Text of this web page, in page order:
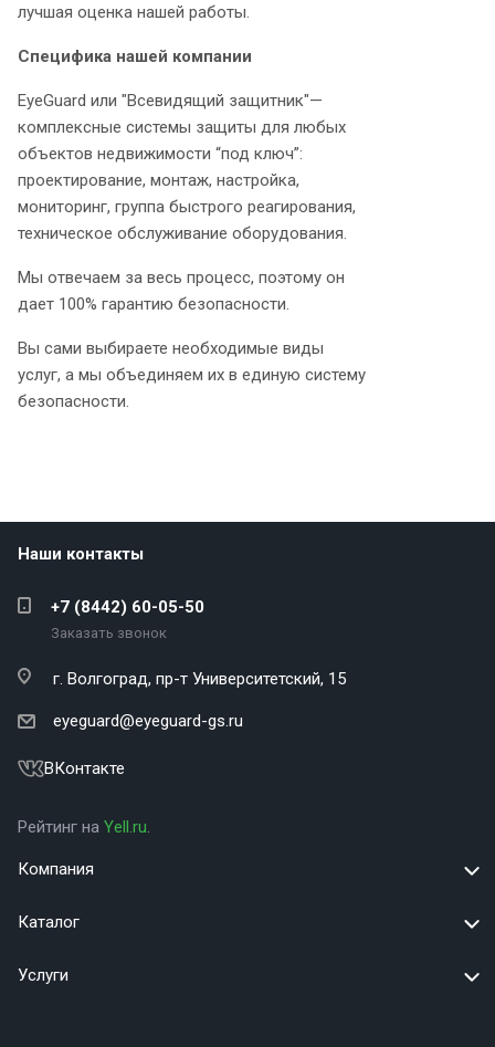
лучшая оценка нашей работы.
Специфика нашей компании
EyeGuard или "Всевидящий защитник"—
комплексные системы защиты для любых
объектов недвижимости “под ключ”:
проектирование, монтаж, настройка,
мониторинг, группа быстрого реагирования,
техническое обслуживание оборудования.
Мы отвечаем за весь процесс, поэтому он
дает 100% гарантию безопасности.
Вы сами выбираете необходимые виды
услуг, а мы объединяем их в единую систему
безопасности.
Наши контакты
+7 (8442) 60-05-50
Заказать звонок
г. Волгоград, пр-т Университетский, 15
eyeguard@eyeguard-gs.ru
ВКонтакте
Рейтинг на Yell.ru.
Компания
Каталог
Услуги